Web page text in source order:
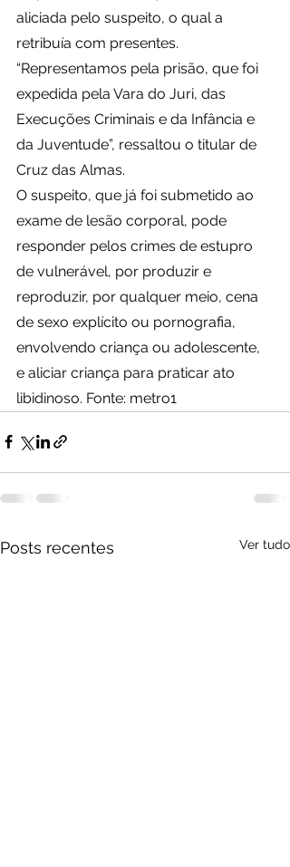
aliciada pelo suspeito, o qual a
retribuía com presentes.
“Representamos pela prisão, que foi
expedida pela Vara do Juri, das
Execuções Criminais e da Infância e
da Juventude”, ressaltou o titular de
Cruz das Almas.
O suspeito, que já foi submetido ao
exame de lesão corporal, pode
responder pelos crimes de estupro
de vulnerável, por produzir e
reproduzir, por qualquer meio, cena
de sexo explícito ou pornografia,
envolvendo criança ou adolescente,
e aliciar criança para praticar ato
libidinoso. Fonte: metro1
Posts recentes Ver tudo